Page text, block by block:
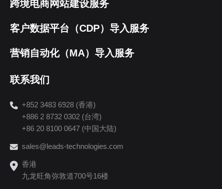
跨境电商网站建设服务
客户数据平台（CDP）导入服务
营销自动化（MA）导入服务
联系我们
+852 3483 6928 (香港)
+886 2 8732 0302 (台湾)
+86 20 8100 0647 (中国大陆)
sales@leads-technologies.com
香港
九龙旺角弥敦道700号16楼